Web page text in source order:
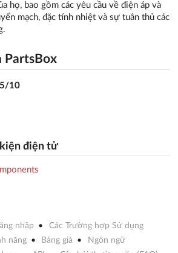
họ, bao gồm các yêu cầu về điện áp và
mạch, đặc tính nhiệt và sự tuân thủ các
PartsBox
5/10
điện tử
nhập
Các Trường hợp Sử dụng
năng
Bảng giá
Ngôn ngữ